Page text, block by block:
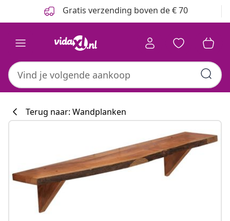
Gratis verzending boven de € 70
Terug naar: Wandplanken